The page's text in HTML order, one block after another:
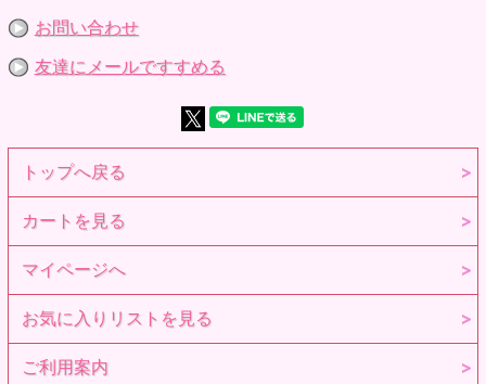
お問い合わせ
友達にメールですすめる
トップへ戻る
カートを見る
マイページへ
お気に入りリストを見る
ご利用案内